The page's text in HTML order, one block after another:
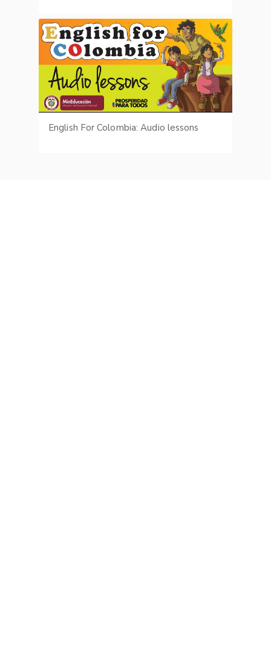
English For Colombia: Audio lessons